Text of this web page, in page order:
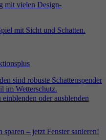
mit vielen Design-
oder ausblenden
– jetzt Fenster sanieren!